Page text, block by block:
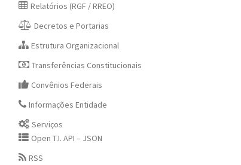
Relatórios (RGF / RREO)
Decretos e Portarias
Estrutura Organizacional
Transferências Constitucionais
Convênios Federais
Informações Entidade
Serviços
Open T.I. API – JSON
RSS